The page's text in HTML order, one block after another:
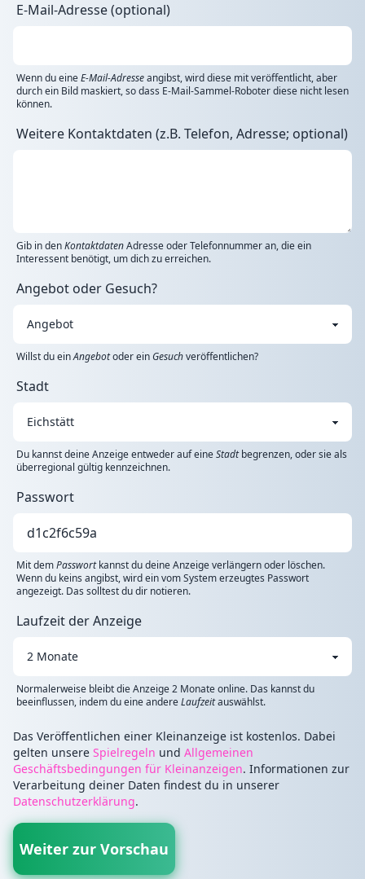
E-Mail-Adresse (optional)
Wenn du eineE-Mail-Adresseangibst, wird diese mit veröffentlicht, aber
durch ein Bild maskiert, so dass E-Mail-Sammel-Roboter diese nicht lesen
können.
Weitere Kontaktdaten (z.B. Telefon, Adresse; optional)
Gib in denKontaktdatenAdresse oder Telefonnummer an, die ein
Interessent benötigt, um dich zu erreichen.
Angebot oder Gesuch?
Willst du einAngebotoder einGesuchveröffentlichen?
Stadt
Du kannst deine Anzeige entweder auf eineStadtbegrenzen, oder sie als
überregional gültig kennzeichnen.
Passwort
Mit demPasswortkannst du deine Anzeige verlängern oder löschen.
Wenn du keins angibst, wird ein vom System erzeugtes Passwort
angezeigt. Das solltest du dir notieren.
Laufzeit der Anzeige
Normalerweise bleibt die Anzeige 2 Monate online. Das kannst du
beeinflussen, indem du eine andereLaufzeitauswählst.
Das Veröffentlichen einer Kleinanzeige ist kostenlos. Dabei
gelten unsere Spielregeln und Allgemeinen
Geschäftsbedingungen für Kleinanzeigen. Informationen zur
Verarbeitung deiner Daten findest du in unserer
Datenschutzerklärung.